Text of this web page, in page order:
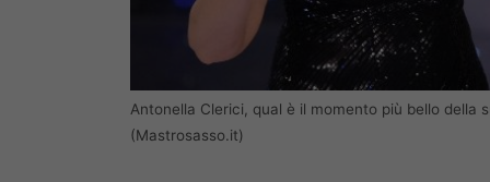
Antonella Clerici, qual è il momento più bello della
(Mastrosasso.it)